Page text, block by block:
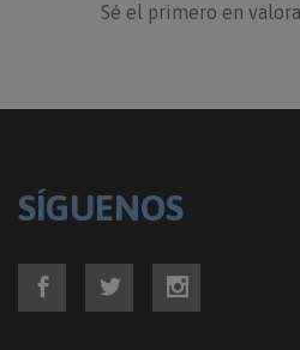
Sé el primero en
SÍGUENOS